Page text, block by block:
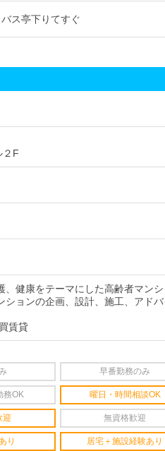
ス亭下りてすぐ
２F
、健康をテーマにした高齢者マン
ョンの企画、設計、施工、アド
賃貸
早番勤務のみ
務OK 曜日・時間相談OK
迎 無資格歓迎
り 居宅＋施設経験あり